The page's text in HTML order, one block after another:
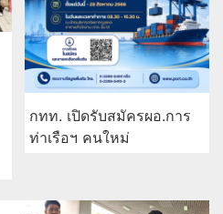
กทท. เปิดรับสมัครผอ.การ
ท่าเรือฯ คนใหม่